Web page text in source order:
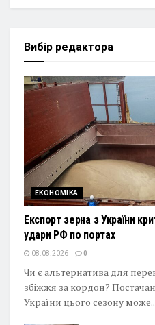
Вибір редактора
ЕКОНОМІКА
Експорт зерна з України
удари РФ по портах
08.08.2026 0
Чи є альтернатива для
збіжжя за кордон?
України цього сезону